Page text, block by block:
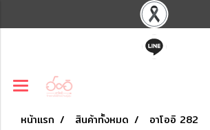
หน้าแรก สินค้าทั้งหมด
อาโออิ 282